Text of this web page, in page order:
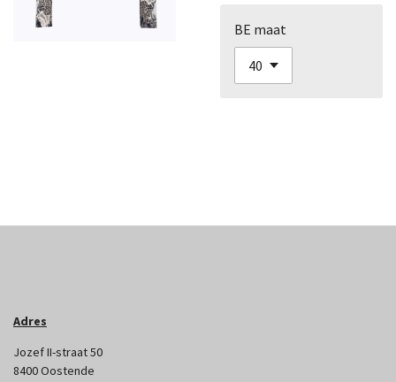
BE maat
Adres
Jozef II-straat 50
8400 Oostende